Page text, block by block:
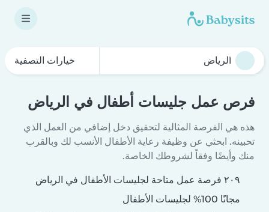
خيارات التصفية
فرص عمل جليسات أطفال في الرياض
هذه هي الفرصة المثالية لتحقيق دخل إضافي من العمل الذي
تحبينه. ابحثي عن وظيفة رعاية الأطفال الأنسب لك وبالقرب
منك وأيضًا وفقاً لشروطك الخاصة.
٢٠٩ فرصة عمل متاحة لجليسات الأطفال في الرياض
مجانًا 100% لجليسات الأطفال